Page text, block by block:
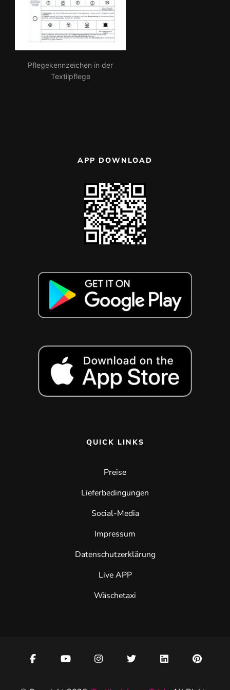
Pflegekennzeichen in der
Textilpflege
APP DOWNLOAD
QUICK LINKS
Preise
Lieferbedingungen
Social-Media
Impressum
Datenschutzerklärung
Live APP
Wäschetaxi